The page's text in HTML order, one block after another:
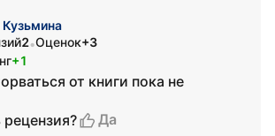
Кузьмина
2•Оценок+3
+1
от книги пока не
Да